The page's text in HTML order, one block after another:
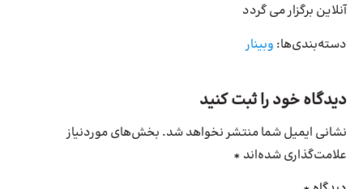
آنلاین برگزار می گردد
دسته‌بندی‌ها: وبینار
دیدگاه خود را ثبت کنید
نشانی ایمیل شما منتشر نخواهد شد. بخش‌های موردنیاز
علامت‌گذاری شده‌اند *